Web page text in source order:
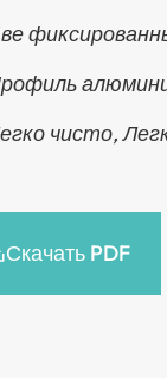
чисто,
Скачать PDF